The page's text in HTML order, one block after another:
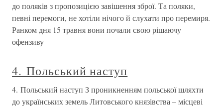
до поляків з пропозицією завішення зброї. Та поляки,
певні перемоги, не хотіли нічого й слухати про перемиря.
Ранком дня 15 травня вони почали свою рішаючу
офензиву
4. Польський наступ
4. Польський наступ З проникненням польської шляхти
до українських земель Литовського князівства – місцеві